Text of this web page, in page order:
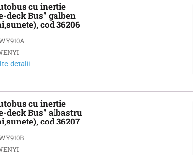
cu inertie
deck Bus" galben
cod 36206
detalii
cu inertie
deck Bus" albastru
cod 36207